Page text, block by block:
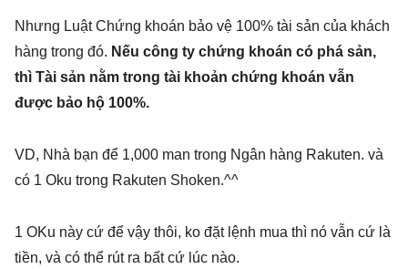
Nhưng Luật Chứng khoán bảo vệ 100% tài sản của khách
hàng trong đó. Nếu công ty chứng khoán có phá sản,
thì Tài sản nằm trong tài khoản chứng khoán vẫn
được bảo hộ 100%.
VD, Nhà bạn để 1,000 man trong Ngân hàng Rakuten. và
có 1 Oku trong Rakuten Shoken.^^
1 OKu này cứ để vậy thôi, ko đặt lệnh mua thì nó vẫn cứ là
tiền, và có thể rút ra bất cứ lúc nào.